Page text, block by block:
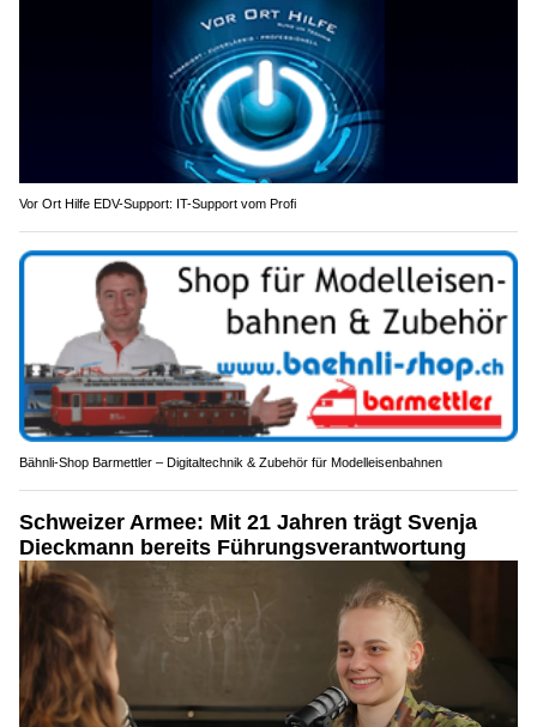
Vor Ort Hilfe EDV-Support: IT-Support vom Profi
Bähnli-Shop Barmettler – Digitaltechnik & Zubehör für Modelleisenbahnen
Schweizer Armee: Mit 21 Jahren trägt Svenja
Dieckmann bereits Führungsverantwortung